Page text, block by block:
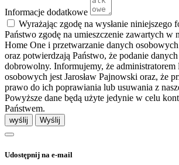
Informacje dodatkowe
Wyrażając zgodę na wysłanie niniejszego
Państwo zgodę na umieszczenie zawartych w
Home One i przetwarzanie danych
oraz potwierdzają Państwo, że podanie
dobrowolny. Informujemy, że administratorem
osobowych jest Jarosław Pajnowski oraz, że
prawo do ich poprawiania lub usuwania z
Powyższe dane będą użyte jedynie w celu
Państwem.
wyślij
Udostępnij na e-mail